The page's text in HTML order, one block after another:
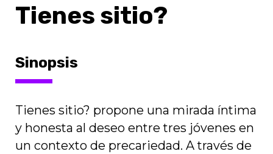
Tienes sitio?
Sinopsis
Tienes sitio? propone una mirada íntima
y honesta al deseo entre tres jóvenes en
un contexto de precariedad. A través de